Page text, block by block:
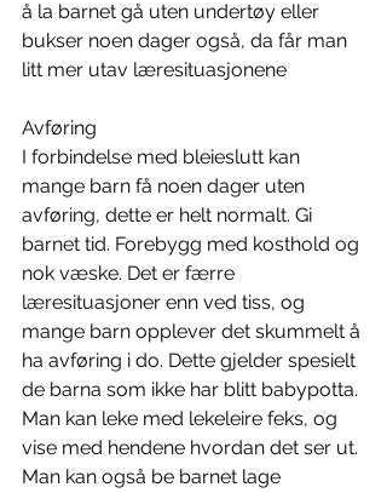
å la barnet gå uten undertøy eller
bukser noen dager også, da får man
litt mer utav læresituasjonene
Avføring
I forbindelse med bleieslutt kan
mange barn få noen dager uten
avføring, dette er helt normalt. Gi
barnet tid. Forebygg med kosthold og
nok væske. Det er færre
læresituasjoner enn ved tiss, og
mange barn opplever det skummelt å
ha avføring i do. Dette gjelder spesielt
de barna som ikke har blitt babypotta.
Man kan leke med lekeleire feks, og
vise med hendene hvordan det ser ut.
Man kan også be barnet lage